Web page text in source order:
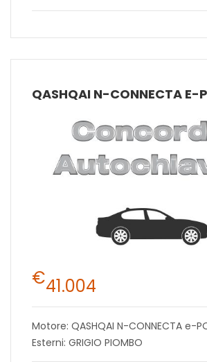
€41.004
Motore: QASHQAI N-CONNECTA e-
Esterni: GRIGIO PIOMBO